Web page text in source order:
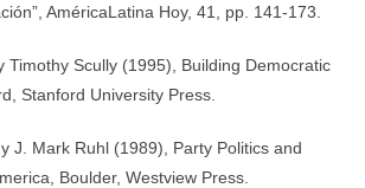
AméricaLatina Hoy, 41, pp. 141-173.
Timothy Scully (1995), Building Democratic
Stanford University Press.
J. Mark Ruhl (1989), Party Politics and
Boulder, Westview Press.